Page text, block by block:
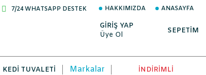
7/24 WHATSAPP DESTEK HAKKIMIZDA ANASAYFA
GİRİŞ YAP
Üye Ol
SEPETİM
KEDI TUVALETI Markalar İNDİRİMLİ